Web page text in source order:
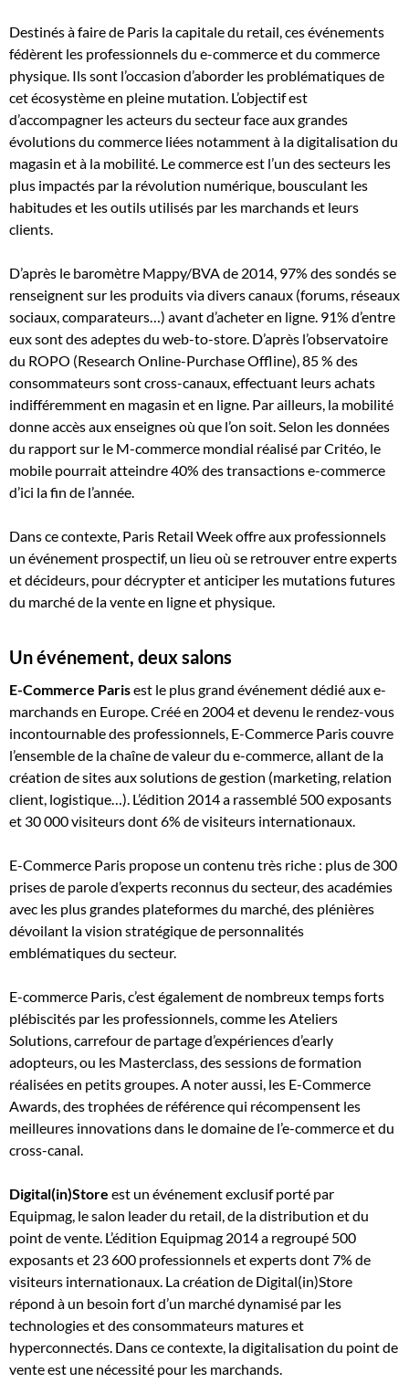
Destinés à faire de Paris la capitale du retail, ces événements
fédèrent les professionnels du e-commerce et du commerce
physique. Ils sont l’occasion d’aborder les problématiques de
cet écosystème en pleine mutation. L’objectif est
d’accompagner les acteurs du secteur face aux grandes
évolutions du commerce liées notamment à la digitalisation du
magasin et à la mobilité. Le commerce est l’un des secteurs les
plus impactés par la révolution numérique, bousculant les
habitudes et les outils utilisés par les marchands et leurs
clients.
D’après le baromètre Mappy/BVA de 2014, 97% des sondés se
renseignent sur les produits via divers canaux (forums, réseaux
sociaux, comparateurs…) avant d’acheter en ligne. 91% d’entre
eux sont des adeptes du web-to-store. D’après l’observatoire
du ROPO (Research Online-Purchase Offline), 85 % des
consommateurs sont cross-canaux, effectuant leurs achats
indifféremment en magasin et en ligne. Par ailleurs, la mobilité
donne accès aux enseignes où que l’on soit. Selon les données
du rapport sur le M-commerce mondial réalisé par Critéo, le
mobile pourrait atteindre 40% des transactions e-commerce
d’ici la fin de l’année.
Dans ce contexte, Paris Retail Week offre aux professionnels
un événement prospectif, un lieu où se retrouver entre experts
et décideurs, pour décrypter et anticiper les mutations futures
du marché de la vente en ligne et physique.
Un événement, deux salons
E-Commerce Parisest le plus grand événement dédié aux e-
marchands en Europe. Créé en 2004 et devenu le rendez-vous
incontournable des professionnels, E-Commerce Paris couvre
l’ensemble de la chaîne de valeur du e-commerce, allant de la
création de sites aux solutions de gestion (marketing, relation
client, logistique…). L’édition 2014 a rassemblé 500 exposants
et 30 000 visiteurs dont 6% de visiteurs internationaux.
E-Commerce Paris propose un contenu très riche : plus de 300
prises de parole d’experts reconnus du secteur, des académies
avec les plus grandes plateformes du marché, des plénières
dévoilant la vision stratégique de personnalités
emblématiques du secteur.
E-commerce Paris, c’est également de nombreux temps forts
plébiscités par les professionnels, comme les Ateliers
Solutions, carrefour de partage d’expériences d’early
adopteurs, ou les Masterclass, des sessions de formation
réalisées en petits groupes. A noter aussi, les E-Commerce
Awards, des trophées de référence qui récompensent les
meilleures innovations dans le domaine de l’e-commerce et du
cross-canal.
Digital(in)Store est un événement exclusif porté par
Equipmag, le salon leader du retail, de la distribution et du
point de vente. L’édition Equipmag 2014 a regroupé 500
exposants et 23 600 professionnels et experts dont 7% de
visiteurs internationaux. La création de Digital(in)Store
répond à un besoin fort d’un marché dynamisé par les
technologies et des consommateurs matures et
hyperconnectés. Dans ce contexte, la digitalisation du point de
vente est une nécessité pour les marchands.